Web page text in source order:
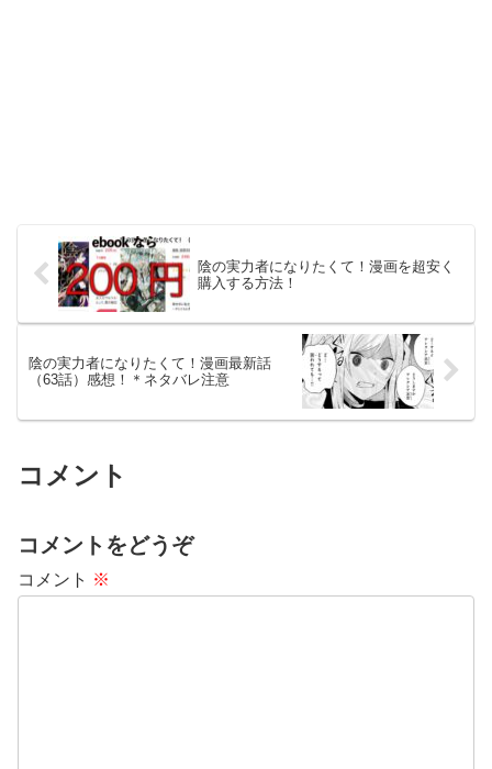
陰の実力者になりたくて！漫画を超安く
購入する方法！
陰の実力者になりたくて！漫画最新話
（63話）感想！＊ネタバレ注意
コメント
コメントをどうぞ
コメント ※